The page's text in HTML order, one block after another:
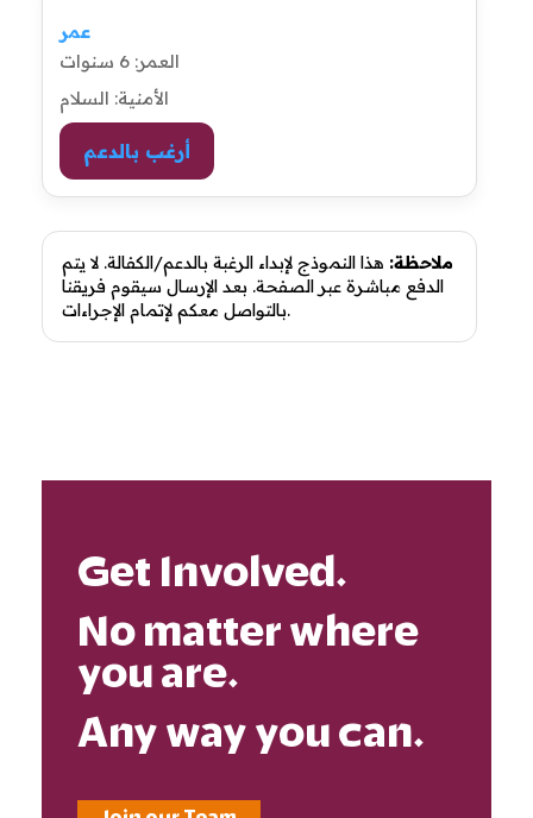
عمر
العمر: 6 سنوات
الأمنية: السلام
أرغب بالدعم
ملاحظة: هذا النموذج لإبداء الرغبة بالدعم/الكفالة. لا يتم
الدفع مباشرة عبر الصفحة. بعد الإرسال سيقوم فريقنا
بالتواصل معكم لإتمام الإجراءات.
Get Involved.
No matter where
you are.
Any way you can.